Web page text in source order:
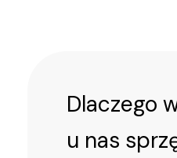
Dlaczego
u nas